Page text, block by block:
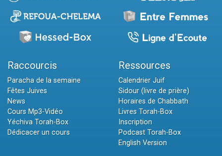
Raccourcis
Paracha de la semaine
Fêtes Juives
News
Cours Mp3-Vidéo
Yéchiva Torah-Box
Dédicacer un cours
Ressources
Calendrier Juif
Sidour (livre de prière)
Horaires de Chabbath
Livres Torah-Box
Inscription
Podcast Torah-Box
English Version